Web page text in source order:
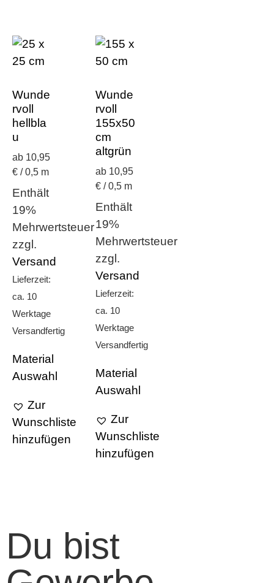
Wunde
rvoll
hellbla
u
ab 10,95
€ / 0,5 m
Enthält
19%
Mehrwertsteuer
zzgl.
Versand
Lieferzeit:
ca. 10
Werktage
Versandfertig
Material
Auswahl
Zur
Wunschliste
hinzufügen
Wunde
rvoll
155x50
cm
altgrün
ab 10,95
€ / 0,5 m
Enthält
19%
Mehrwertsteuer
zzgl.
Versand
Lieferzeit:
ca. 10
Werktage
Versandfertig
Material
Auswahl
Zur
Wunschliste
hinzufügen
Du bist